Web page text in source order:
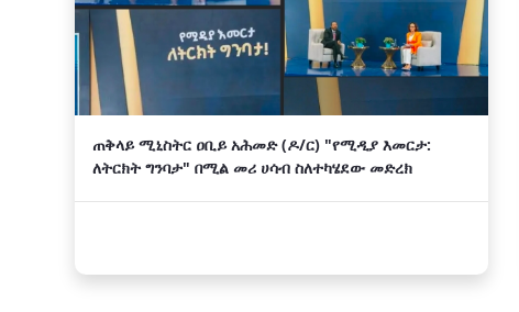
ጠቅላይ ሚኒስትር ዐቢይ አሕመድ (ዶ/ር) "የሚዲያ እመርታ:
ለትርክት ግንባታ" በሚል መሪ ሀሳብ ስለተካሄደው መድረክ